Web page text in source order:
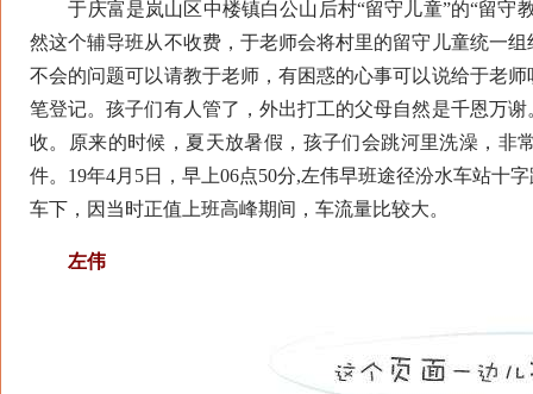
于庆富是岚山区中楼镇白公山后村“留守儿童”的“留守
然这个辅导班从不收费，于老师会将村里的留守儿童统一
不会的问题可以请教于老师，有困惑的心事可以说给于老
笔登记。孩子们有人管了，外出打工的父母自然是千恩万
收。原来的时候，夏天放暑假，孩子们会跳河里洗澡，非
件。19年4月5日，早上06点50分,左伟早班途径汾水车站十
车下，因当时正值上班高峰期间，车流量比较大。
左伟